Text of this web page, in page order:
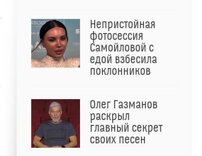
Непристойная
фотосессия
Самойловой с
едой взбесила
поклонников
Олег Газманов
раскрыл
главный секрет
своих песен